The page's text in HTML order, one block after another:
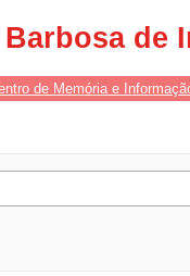
de
de Memória e